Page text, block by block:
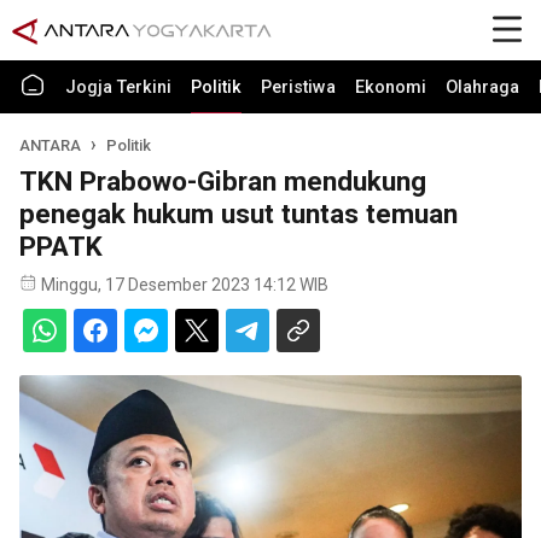
Jogja Terkini Politik Peristiwa Ekonomi Olahraga
ANTARA Politik
TKN Prabowo-Gibran mendukung
penegak hukum usut tuntas temuan
PPATK
Minggu, 17 Desember 2023 14:12 WIB